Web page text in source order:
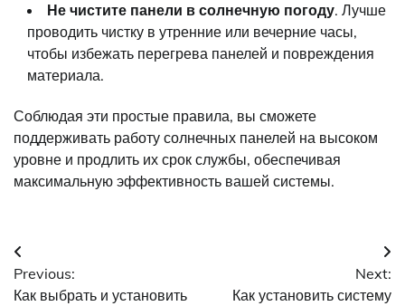
Не чистите панели в солнечную погоду. Лучше
проводить чистку в утренние или вечерние часы,
чтобы избежать перегрева панелей и повреждения
материала.
Соблюдая эти простые правила, вы сможете
поддерживать работу солнечных панелей на высоком
уровне и продлить их срок службы, обеспечивая
максимальную эффективность вашей системы.
Навигация
по
Previous:
Как выбрать и установить
Next:
Как установить систему